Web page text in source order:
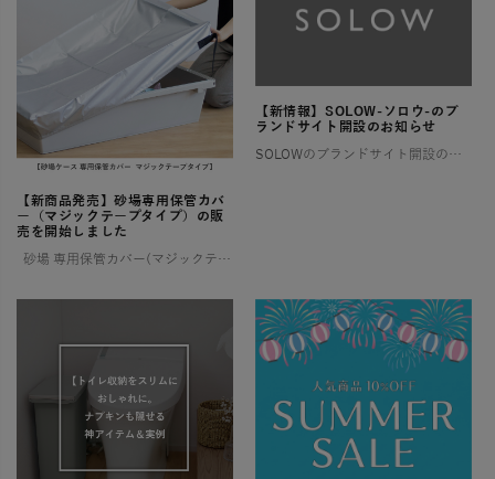
【新商品発売】砂場専用保管カバ
ー（マジックテープタイプ）の販
売を開始しました
砂場 専用保管カバー(マジックテープタイプ) ご好評いただいていた【ララサーブル】砂場専用保管カバーが、このたび新登場！ よりお求めやすい価格でご用意しました。 ✨ 新モデルは片面マジックテープ仕様 お好み […]
【新情報】SOLOW-ソロウ-のブ
ランドサイト開設のお知らせ
SOLOWのブランドサイト開設のお知らせ そろう、整う、満たされる 憧れるけれど、なかなか実現しない理想の暮らし。 そんな想いに寄り添い、 SOLOWが理想を叶えるお手伝いをします。 一つひとつ揃えるたびに住まいが整い、 […]